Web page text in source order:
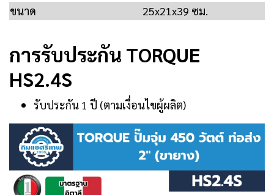
ขนาด
25x21x39 ซม.
การรับประกัน TORQUE
HS2.4S
รับประกัน 1 ปี (ตามเงื่อนไขผู้ผลิต)